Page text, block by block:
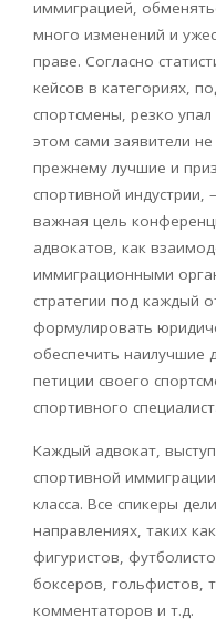
иммиграцией,
много изменений и
праве. Согласно
кейсов в категориях,
спортсмены, резко
этом сами заявители
прежнему лучшие и
спортивной индустрии,
важная цель
адвокатов, как
иммиграционными
стратегии под каждый
формулировать
обеспечить наилучшие
петиции своего
спортивного
Каждый адвокат,
спортивной
класса. Все спикеры
направлениях, таких
фигуристов,
боксеров, гольфистов,
комментаторов и т.д.